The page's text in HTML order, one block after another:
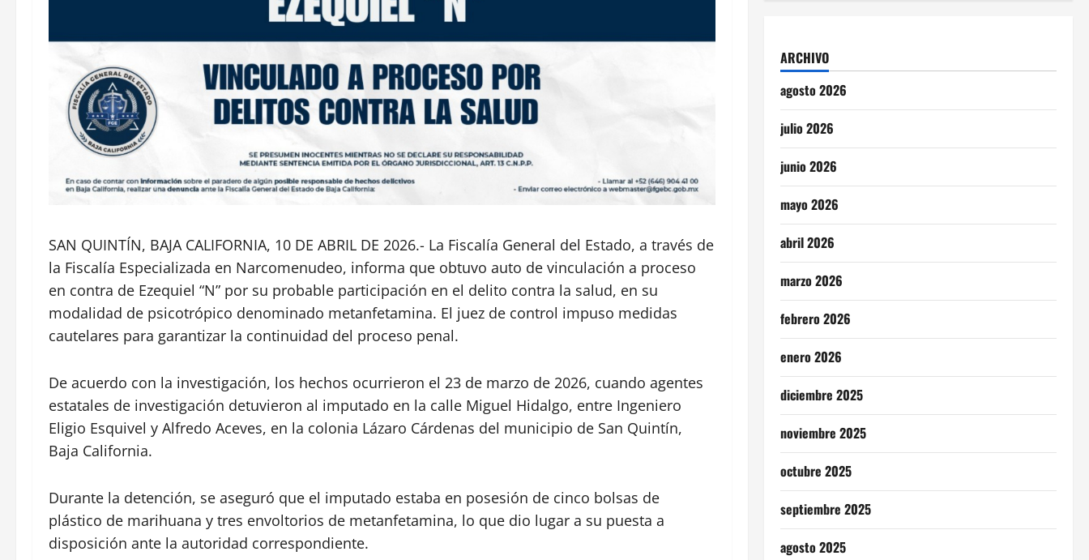
SAN QUINTÍN, BAJA CALIFORNIA, 10 DE ABRIL DE 2026.- La Fiscalía General del Estado, a través de
la Fiscalía Especializada en Narcomenudeo, informa que obtuvo auto de vinculación a proceso
en contra de Ezequiel “N” por su probable participación en el delito contra la salud, en su
modalidad de psicotrópico denominado metanfetamina. El juez de control impuso medidas
cautelares para garantizar la continuidad del proceso penal.
De acuerdo con la investigación, los hechos ocurrieron el 23 de marzo de 2026, cuando agentes
estatales de investigación detuvieron al imputado en la calle Miguel Hidalgo, entre Ingeniero
Eligio Esquivel y Alfredo Aceves, en la colonia Lázaro Cárdenas del municipio de San Quintín,
Baja California.
Durante la detención, se aseguró que el imputado estaba en posesión de cinco bolsas de
plástico de marihuana y tres envoltorios de metanfetamina, lo que dio lugar a su puesta a
disposición ante la autoridad correspondiente.
ARCHIVO
agosto 2026
julio 2026
junio 2026
mayo 2026
abril 2026
marzo 2026
febrero 2026
enero 2026
diciembre 2025
noviembre 2025
octubre 2025
septiembre 2025
agosto 2025